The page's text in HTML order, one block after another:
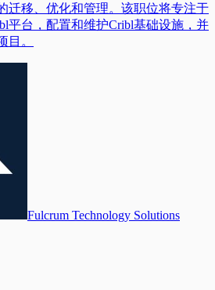
迁移、优化和管理。该职位将专注于
平台，配置和维护Cribl基础设施，并
目。
Fulcrum Technology Solutions